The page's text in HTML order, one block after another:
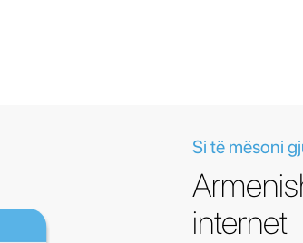
Si të mësoni
internet